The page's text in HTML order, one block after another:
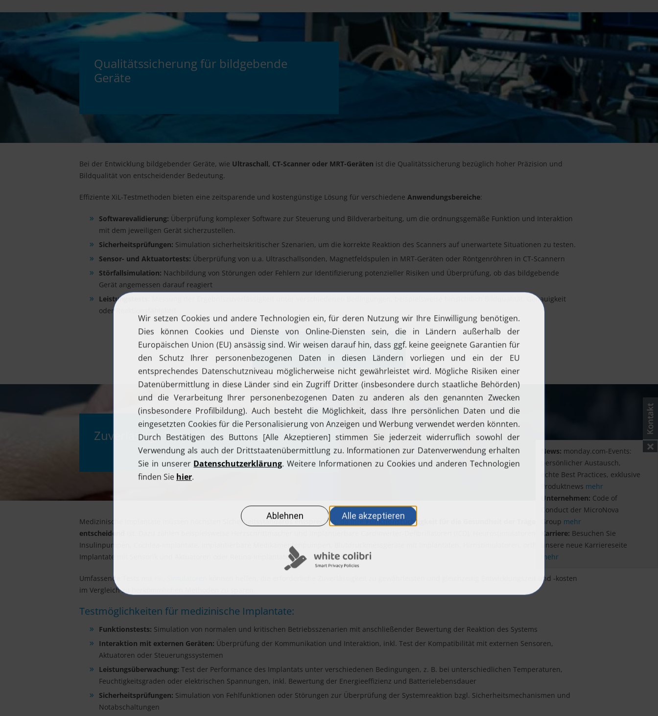
Qualitätssicherung für bildgebende
Geräte
Bei der Entwicklung bildgebender Geräte, wie Ultraschall, CT-Scanner oder MRT-Geräten ist die Qualitätssicherung bezüglich hoher Präzision und
Bildqualität von entscheidender Bedeutung.
Effiziente XiL-Testmethoden bieten eine zeitsparende und kostengünstige Lösung für verschiedene Anwendungsbereiche:
Softwarevalidierung: Überprüfung komplexer Software zur Steuerung und Bildverarbeitung, um die ordnungsgemäße Funktion und Interaktion
mit dem jeweiligen Gerät sicherzustellen.
Sicherheitsprüfungen: Simulation sicherheitskritischer Szenarien, um die korrekte Reaktion des Scanners auf unerwartete Situationen zu testen.
Sensor- und Aktuatortests: Überprüfung von u.a. Ultraschallsonden, Magnetfeldspulen in MRT-Geräten oder Röntgenröhren in CT-Scannern
Störfallsimulation: Nachbildung von Störungen oder Fehlern zur Identifizierung potenzieller Risiken und Überprüfung, ob das bildgebende
Gerät angemessen darauf reagiert
Leistungstests:
Messung der Ergebniszuverlässigkeit unter verschiedenen Bedingungen, beispielsweise hinsichtlich Bildqualität, Genauigkeit
oder Reaktionsfähigkeit
Jetzt über Validierung für
bildgebende Geräte informieren
Zuverlässige Tests für Implantate
Medizinische Implantate müssen höchsten Sicherheitsstandards entsprechen, da ihreFunktionstüchtigkeit für die Gesundheit der Träger
entscheidend
Insulinpumpen, Cochlea-Implantate, implantierbare Medikamentenpumpen, Blutdruckmessgeräte mit Implantaten, Hirnstimulatoren, orthopädische
Implantate mit Sensorik und Aktuatoren oder Retina-Implantate.
Umfassende Tests mit
können helfen, die erforderliche Zuverlässigkeit zu gewährleisten und gleichzeitig Entwicklungszeit und -kosten
im Vergleich zu herkömmlichen Methoden zu sparen.
Testmöglichkeiten für medizinische Implantate:
Funktionstests: Simulation von normalen und kritischen Betriebsszenarien mit anschließender Bewertung der Reaktion des Systems
Interaktion mit externen Geräten: Überprüfung der Kommunikation und Interaktion, inkl. Test der Kompatibilität mit externen Sensoren,
Aktuatoren oder Steuerungssystemen
Leistungsüberwachung: Test der Performance des Implantats unter verschiedenen Bedingungen, z. B. bei unterschiedlichen Temperaturen,
Feuchtigkeitsgraden oder elektrischen Spannungen, inkl. Bewertung der Energieeffizienz und Batterielebensdauer
Sicherheitsprüfungen: Simulation von Fehlfunktionen oder Störungen zur Überprüfung der Systemreaktion bzgl. Sicherheitsmechanismen und
Notabschaltungen
News: monday.com-Events:
persönlicher Austausch,
echte Best Practices, exklusive
Produktnews mehr
Unternehmen: Code of
Conduct der MicroNova
Group mehr
Karriere: Besuchen Sie
unsere neue Karriereseite
mehr